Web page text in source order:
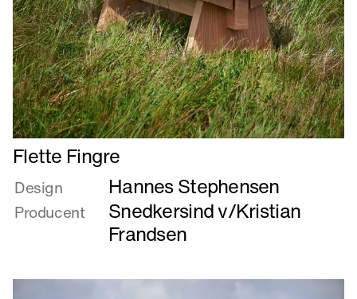
Læs
mere
om
Flette
Fingre
Flette Fingre
Design Hannes Stephensen
Producent
Snedkersind v/Kristian
Frandsen